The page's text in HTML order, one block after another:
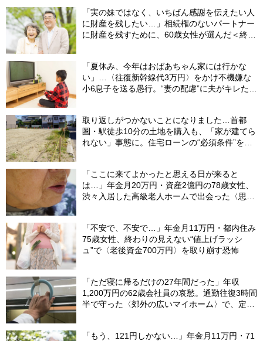
「実の妹ではなく、いちばん感謝を伝えたい人
に財産を残したい…」相続権のないパートナー
に財産を残すために、60歳女性が選んだ＜終活
「夏休み、今年はおばあちゃん家には行かな
い」…〈往復新幹線代3万円〉をかけ不機嫌な
小6息子を送る愚行。“妻の配慮”に夫がキレたワ
取り返しがつかないことになりました…首都
圏・駅徒歩10分の土地を購入も、「家が建てら
れない」事態に。住宅ローンの“必須条件”を見
「ここに来てよかったと思える日が来ると
は…」年金月20万円・資産2億円の78歳女性、
渋々入居した高級老人ホームで出会った〈思わ
「不安で、不安で…」年金月11万円・都内住み
75歳女性、終わりの見えない“値上げラッシ
ュ”で〈老後資金700万円〉を取り崩す恐怖
「ただ寝に帰るだけの27年間だった」年収
1,200万円の62歳会社員の哀愁。通勤往復3時間
半で守った〈郊外の広いマイホーム〉で、定年
「もう、121円しかない…」年金月11万円・71